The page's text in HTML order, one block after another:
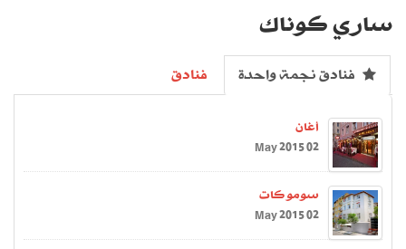
ساري كوناك
فنادق نجمة واحدة فنادق
أغان
02 May 2015
سومو كات
02 May 2015